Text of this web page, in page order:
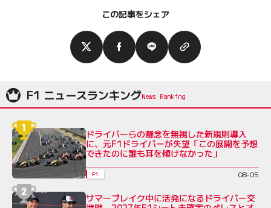
この記事をシェア
F1 ニュースランキング
ドライバーらの懸念を無視した新規則導入
に、元F1ドライバーが失望「この展開を予想
できたのに誰も耳を傾けなかった」
F1 08-05
サマーブレイク中に活発になるドライバー交